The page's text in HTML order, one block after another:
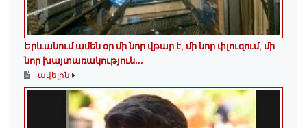
Երևանում ամեն օր մի նոր վթար է, մի նոր փլուզում, մի
նոր խայտառակություն...
ավելին